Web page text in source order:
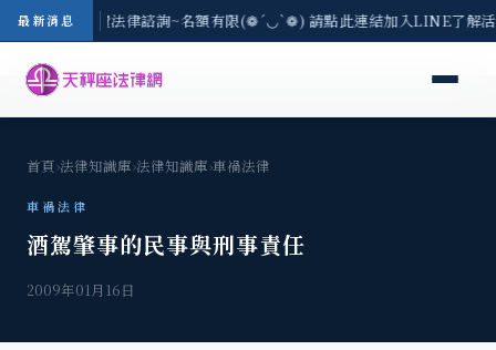
最新消息
3(一) 現場免費法律諮詢~名額有限(❁´◡`❁) 請點此連結加入LINE了
首頁›法律知識庫›法律知識庫›車禍法律
車禍法律
酒駕肇事的民事與刑事責任
2009年01月16日